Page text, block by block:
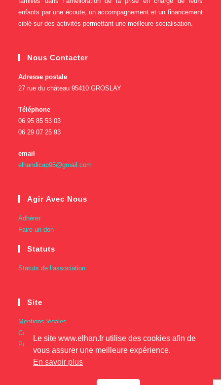
enfants par une écoute, un accompagnement et un financement
ciblé sur des activités permettant une meilleure socialisation.
Nous Contacter
Adresse postale
27 rue du château 95410 GROSLAY
Téléphone
06 95 85 53 03
06 29 07 25 93
email
elhandicap95@gmail.com
Agir Avec Nous
Adhérer
Faire un don
Statuts
Statuts de l’association
Site
Mentions légales
Conditions Générales d’Utilisation
Politique de confidentialité
Le site www.elhan.fr utilise des cookies afin de
vous assurer une meilleure expérience.
En savoir plus